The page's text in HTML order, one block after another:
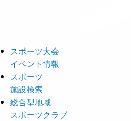
スポーツ大会
イベント情報
スポーツ
施設検索
総合型地域
スポーツクラブ